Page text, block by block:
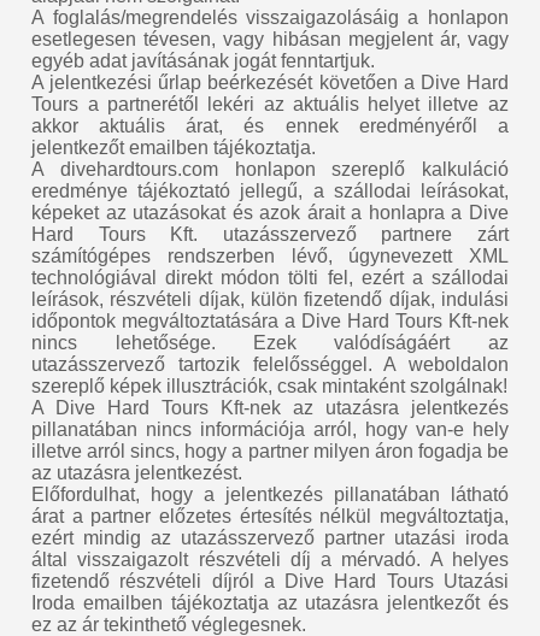
A foglalás/megrendelés visszaigazolásáig a honlapon
esetlegesen tévesen, vagy hibásan megjelent ár, vagy
egyéb adat javításának jogát fenntartjuk.
A jelentkezési űrlap beérkezését követően a Dive Hard
Tours a partnerétől lekéri az aktuális helyet illetve az
akkor aktuális árat, és ennek eredményéről a
jelentkezőt emailben tájékoztatja.
A divehardtours.com honlapon szereplő kalkuláció
eredménye tájékoztató jellegű, a szállodai leírásokat,
képeket az utazásokat és azok árait a honlapra a Dive
Hard Tours Kft. utazásszervező partnere zárt
számítógépes rendszerben lévő, úgynevezett XML
technológiával direkt módon tölti fel, ezért a szállodai
leírások, részvételi díjak, külön fizetendő díjak, indulási
időpontok megváltoztatására a Dive Hard Tours Kft-nek
nincs lehetősége. Ezek valódíságáért az
utazásszervező tartozik felelősséggel. A weboldalon
szereplő képek illusztrációk, csak mintaként szolgálnak!
A Dive Hard Tours Kft-nek az utazásra jelentkezés
pillanatában nincs információja arról, hogy van-e hely
illetve arról sincs, hogy a partner milyen áron fogadja be
az utazásra jelentkezést.
Előfordulhat, hogy a jelentkezés pillanatában látható
árat a partner előzetes értesítés nélkül megváltoztatja,
ezért mindig az utazásszervező partner utazási iroda
által visszaigazolt részvételi díj a mérvadó. A helyes
fizetendő részvételi díjról a Dive Hard Tours Utazási
Iroda emailben tájékoztatja az utazásra jelentkezőt és
ez az ár tekinthető véglegesnek.